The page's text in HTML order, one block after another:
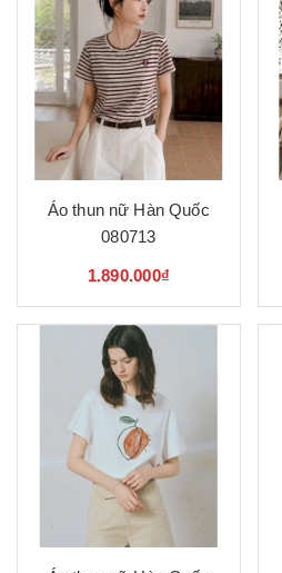
Áo thun nữ Hàn Quốc
080713
1.890.000₫